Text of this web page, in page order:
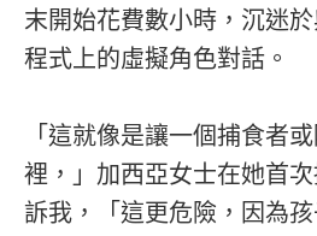
末開始花費數小時，沉迷
程式上的虛擬角色對話。
「這就像是讓一個捕食者
裡，」加西亞女士在她首
訴我，「這更危險，因為